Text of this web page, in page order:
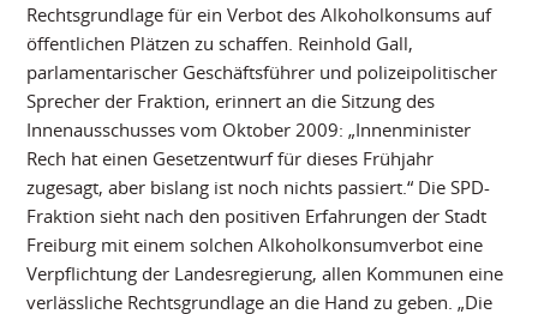
Rechtsgrundlage für ein Verbot des Alkoholkonsums auf
öffentlichen Plätzen zu schaffen. Reinhold Gall,
parlamentarischer Geschäftsführer und polizeipolitischer
Sprecher der Fraktion, erinnert an die Sitzung des
Innenausschusses vom Oktober 2009: „Innenminister
Rech hat einen Gesetzentwurf für dieses Frühjahr
zugesagt, aber bislang ist noch nichts passiert.“ Die SPD-
Fraktion sieht nach den positiven Erfahrungen der Stadt
Freiburg mit einem solchen Alkoholkonsumverbot eine
Verpflichtung der Landesregierung, allen Kommunen eine
verlässliche Rechtsgrundlage an die Hand zu geben. „Die